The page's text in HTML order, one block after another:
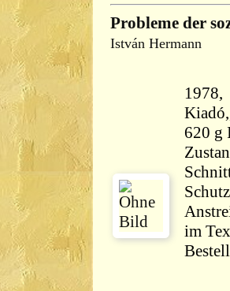
Probleme der
István Hermann
1978,
Kiadó,, Gebundene
620 g
im